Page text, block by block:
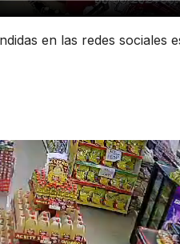
en las redes sociales